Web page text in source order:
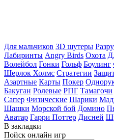
Для мальчиков 3D шутеры
Лабиринты Angry Birds Охота
Волейбол Гонки Гольф Боулинг
Шерлок Холмс Стратегии
Азартные Карты Покер
Бакуган Ролевые РПГ Тамагочи
Сапер Физические Шарики
Шашки Морской бой Домино
Аватар Гарри Поттер Дисней
В закладки
Пойск онлайн игр